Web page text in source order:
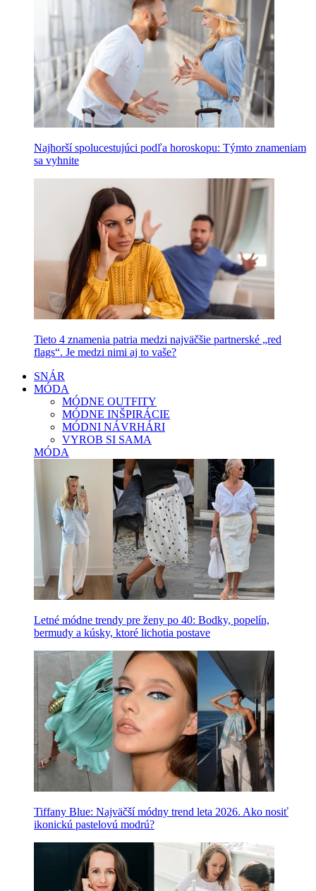
Najhorší spolucestujúci podľa horoskopu: Týmto znameniam
sa vyhnite
Tieto 4 znamenia patria medzi najväčšie partnerské „red
flags“. Je medzi nimi aj to vaše?
SNÁR
MÓDA
MÓDNE OUTFITY
MÓDNE INŠPIRÁCIE
MÓDNI NÁVRHÁRI
VYROB SI SAMA
MÓDA
Letné módne trendy pre ženy po 40: Bodky, popelín,
bermudy a kúsky, ktoré lichotia postave
Tiffany Blue: Najväčší módny trend leta 2026. Ako nosiť
ikonickú pastelovú modrú?